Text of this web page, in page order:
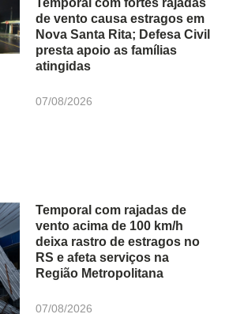
Temporal com fortes rajadas
de vento causa estragos em
Nova Santa Rita; Defesa Civil
presta apoio as famílias
atingidas
07/08/2026
Temporal com rajadas de
vento acima de 100 km/h
deixa rastro de estragos no
RS e afeta serviços na
Região Metropolitana
07/08/2026